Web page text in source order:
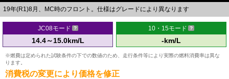
19年(R1)8月、MC時のフロント。仕様はグレードにより異なります
JC08モード
14.4～15.0km/L
10・15モード
-km/L
※燃費は定められた試験条件の下での数値のため、走行条件等により実際の燃料消費率は異な
ります。
消費税の変更により価格を修正